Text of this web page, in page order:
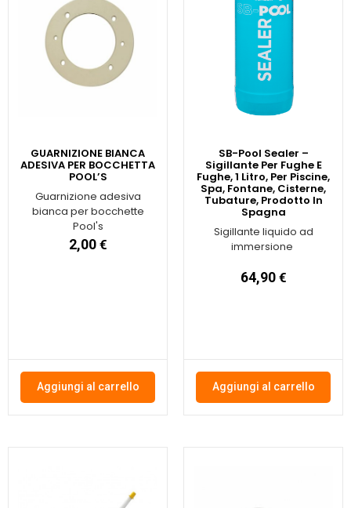
GUARNIZIONE BIANCA
ADESIVA PER BOCCHETTA
POOL’S
Guarnizione adesiva
bianca per bocchette
Pool's
2,00 €
Aggiungi al carrello
SB-Pool Sealer –
Sigillante Per Fughe E
Fughe, 1 Litro, Per Piscine,
Spa, Fontane, Cisterne,
Tubature, Prodotto In
Spagna
Sigillante liquido ad
immersione
64,90 €
Aggiungi al carrello